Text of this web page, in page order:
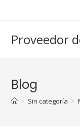
Proveedor
Blog
> Sin categoría >